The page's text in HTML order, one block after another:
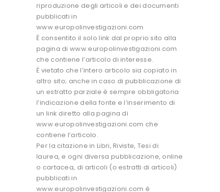
riproduzione degli articoli e dei documenti
pubblicati in
www.europolinvestigazioni.com
È consentito il solo link dal proprio sito alla
pagina di www.europolinvestigazioni.com
che contiene l’articolo di interesse.
È vietato che l’intero articolo sia copiato in
altro sito; anche in caso di pubblicazione di
un estratto parziale è sempre obbligatoria
l’indicazione della fonte e l’inserimento di
un link diretto alla pagina di
www.europolinvestigazioni.com che
contiene l’articolo.
Per la citazione in Libri, Riviste, Tesi di
laurea, e ogni diversa pubblicazione, online
o cartacea, di articoli (o estratti di articoli)
pubblicati in
www.europolinvestigazioni.com è